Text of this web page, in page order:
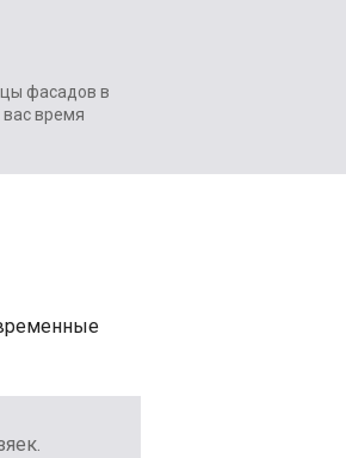
фасадов в
время